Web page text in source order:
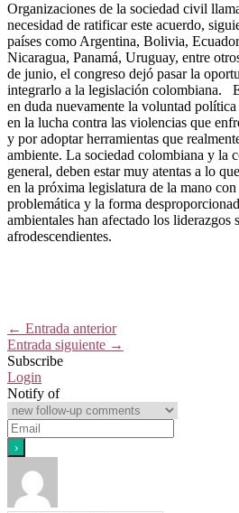
Organizaciones de la sociedad civil
necesidad de ratificar este acuerdo,
países como Argentina, Bolivia,
Nicaragua, Panamá, Uruguay, entre
de junio, el congreso dejó pasar la
integrarlo a la legislación colombiana.
en duda nuevamente la voluntad
en la lucha contra las violencias que
y por adoptar herramientas que
ambiente. La sociedad colombiana y la
general, deben estar muy atentas a lo
en la próxima legislatura de la mano
problemática y la forma
ambientales han afectado los liderazgos
afrodescendientes.
← Entrada anterior
Entrada siguiente →
Subscribe
Login
Notify of